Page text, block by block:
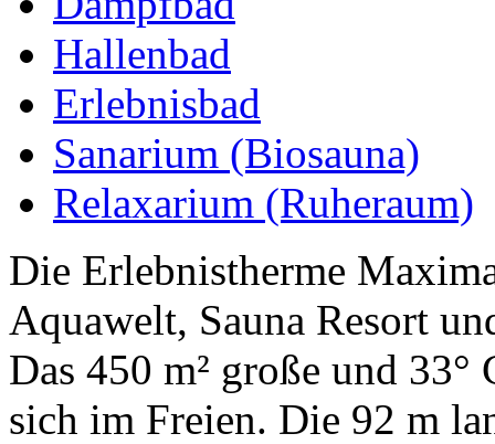
Hallenbad
Erlebnisbad
Sanarium (Biosauna)
Relaxarium (Ruheraum)
Die Erlebnistherme
Aquawelt, Sauna Resort
Das 450 m² große und
sich im Freien. Die 92 m